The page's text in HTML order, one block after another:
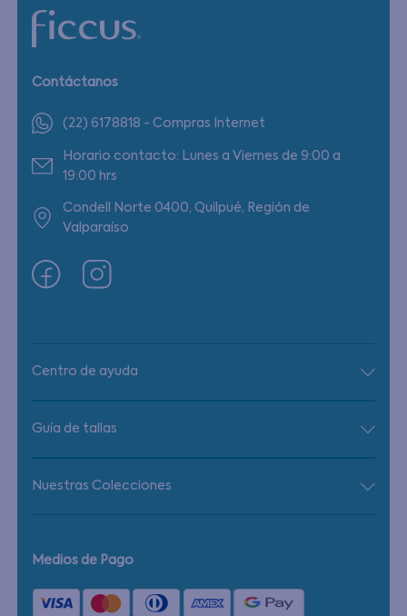
Contáctanos
(22) 6178818 - Compras Internet
Horario contacto: Lunes a Viernes de 9:00 a
19:00 hrs
Condell Norte 0400, Quilpué, Región de
Valparaíso
Centro de ayuda
Guía de tallas
Nuestras Colecciones
Medios de Pago